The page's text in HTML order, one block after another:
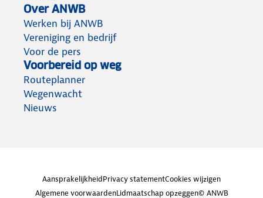
Over ANWB
Werken bij ANWB
Vereniging en bedrijf
Voor de pers
Voorbereid op weg
Routeplanner
Wegenwacht
Nieuws
AansprakelijkheidPrivacy statementCookies wijzigen
Algemene voorwaardenLidmaatschap opzeggen© ANWB